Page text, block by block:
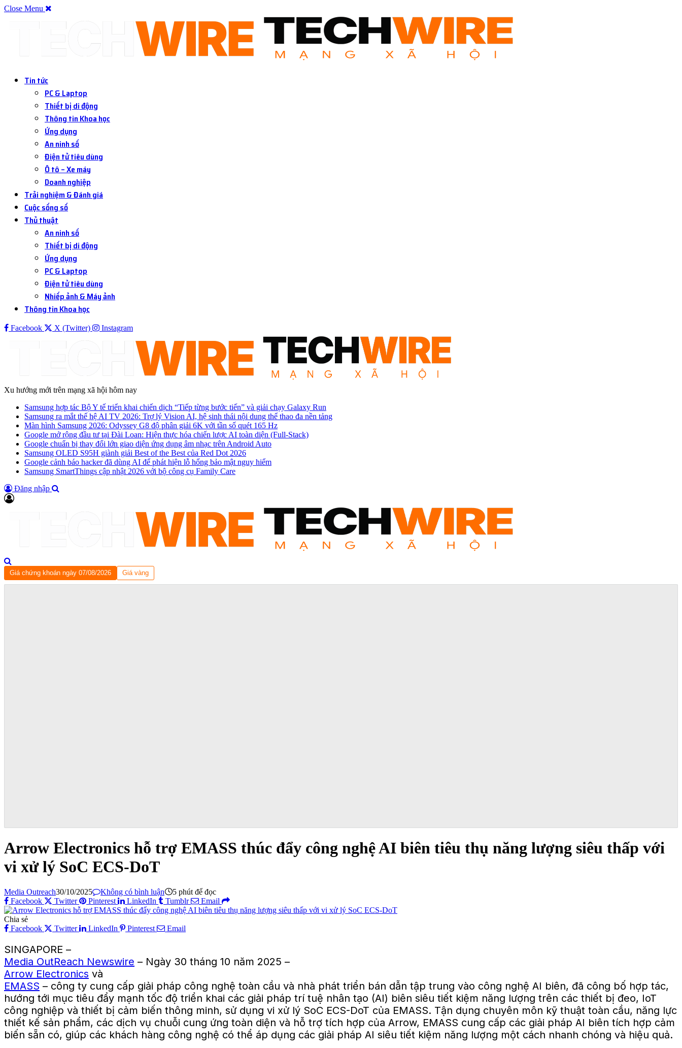
Close Menu
Tin tức
PC & Laptop
Thiết bị di động
Thông tin Khoa học
Ứng dụng
An ninh số
Điện tử tiêu dùng
Ô tô – Xe máy
Doanh nghiệp
Trải nghiệm & Đánh giá
Cuộc sống số
Thủ thuật
An ninh số
Thiết bị di động
Ứng dụng
PC & Laptop
Điện tử tiêu dùng
Nhiếp ảnh & Máy ảnh
Thông tin Khoa học
Facebook X (Twitter) Instagram
Xu hướng mới trên mạng xã hội hôm nay
Samsung hợp tác Bộ Y tế triển khai chiến dịch “Tiếp từng bước tiến” và giải chạy Galaxy Run
Samsung ra mắt thế hệ AI TV 2026: Trợ lý Vision AI, hệ sinh thái nội dung thể thao đa nền tảng
Màn hình Samsung 2026: Odyssey G8 độ phân giải 6K với tần số quét 165 Hz
Google mở rộng đầu tư tại Đài Loan: Hiện thực hóa chiến lược AI toàn diện (Full-Stack)
Google chuẩn bị thay đổi lớn giao diện ứng dụng âm nhạc trên Android Auto
Samsung OLED S95H giành giải Best of the Best của Red Dot 2026
Google cảnh báo hacker đã dùng AI để phát hiện lỗ hổng bảo mật nguy hiểm
Samsung SmartThings cập nhật 2026 với bộ công cụ Family Care
Đăng nhập
Giá chứng khoán ngày 07/08/2026 Giá vàng
Arrow Electronics hỗ trợ EMASS thúc đẩy công nghệ AI biên tiêu thụ năng lượng siêu thấp với
vi xử lý SoC ECS-DoT
Media Outreach30/10/2025 Không có bình luận
5 phút để đọc
Facebook
Twitter Pinterest LinkedIn Tumblr Email
Chia sẻ
Facebook
Twitter LinkedIn Pinterest Email
SINGAPORE –
Media OutReach Newswire – Ngày 30 tháng 10 năm 2025 –
Arrow Electronics và
EMASS – công ty cung cấp giải pháp công nghệ toàn cầu và nhà phát triển bán dẫn tập trung vào công nghệ AI biên, đã công bố hợp tác,
hướng tới mục tiêu đẩy mạnh tốc độ triển khai các giải pháp trí tuệ nhân tạo (AI) biên siêu tiết kiệm năng lượng trên các thiết bị đeo, IoT
công nghiệp và thiết bị cảm biến thông minh, sử dụng vi xử lý SoC ECS-DoT của EMASS. Tận dụng chuyên môn kỹ thuật toàn cầu, năng lực
thiết kế sản phẩm, các dịch vụ chuỗi cung ứng toàn diện và hỗ trợ tích hợp của Arrow, EMASS cung cấp các giải pháp AI biên tích hợp cảm
biến sẵn có, giúp các khách hàng công nghệ có thể áp dụng các giải pháp AI siêu tiết kiệm năng lượng một cách nhanh chóng và hiệu quả.